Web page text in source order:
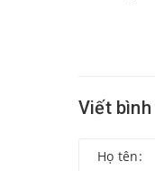
Viết bình